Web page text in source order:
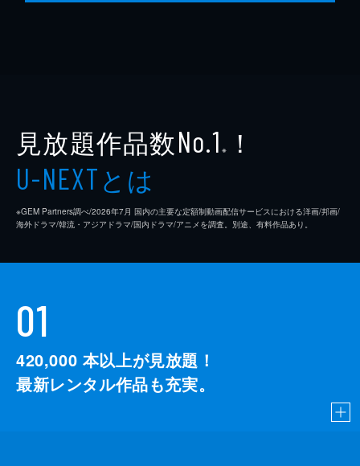
見放題作品数No.1 ※ ！
U-NEXTとは
※GEM Partners調べ/2026年7⽉ 国内の主要な定額制動画配信サービスにおける洋画/邦画/
海外ドラマ/韓流・アジアドラマ/国内ドラマ/アニメを調査。別途、有料作品あり。
01
420,000 本以上が見放題！
最新レンタル作品も充実。